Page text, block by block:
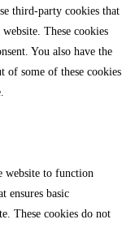
third-party cookies that
These cookies
You also have the
of some of these cookies
website to function
ensures basic
These cookies do not